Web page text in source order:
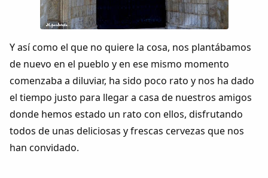
Y así como el que no quiere la cosa, nos plantábamos
de nuevo en el pueblo y en ese mismo momento
comenzaba a diluviar, ha sido poco rato y nos ha dado
el tiempo justo para llegar a casa de nuestros amigos
donde hemos estado un rato con ellos, disfrutando
todos de unas deliciosas y frescas cervezas que nos
han convidado.